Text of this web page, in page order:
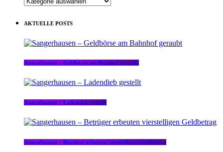
AKTUELLE POSTS
Sangerhausen – Geldbörse am Bahnhof geraubt
Sangerhausen – Ladendieb gestellt
Sangerhausen – Betrüger erbeuten vierstelligen Geldbetrag